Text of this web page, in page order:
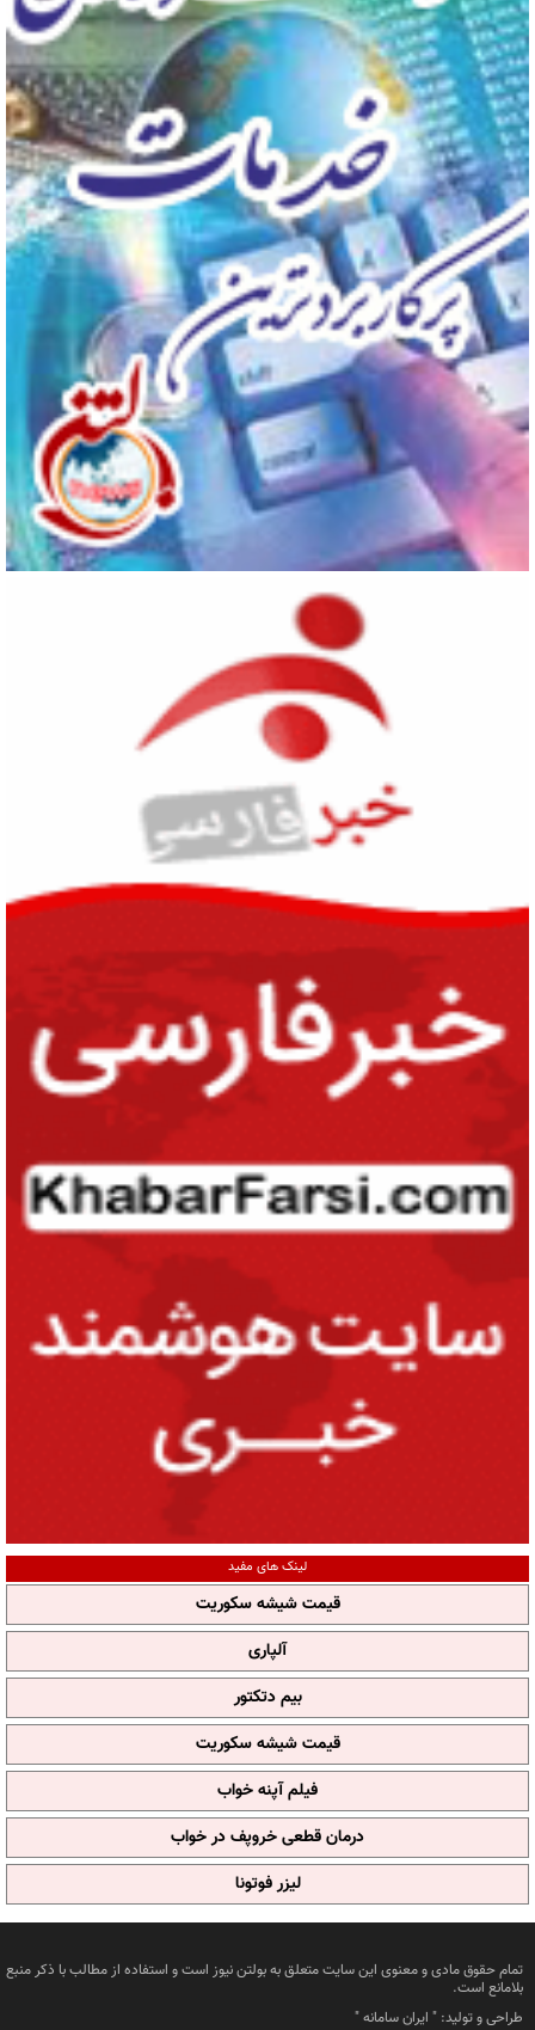
لینک های مفید
قیمت شیشه سکوریت
آلپاری
بیم دتکتور
قیمت شیشه سکوریت
فیلم آپنه خواب
درمان قطعی خروپف در خواب
لیزر فوتونا
تمام حقوق مادی و معنوی این سایت متعلق به بولتن نیوز است و استفاده از مطالب با ذکر منبع
بلامانع است.
طراحی و تولید: " ایران سامانه"